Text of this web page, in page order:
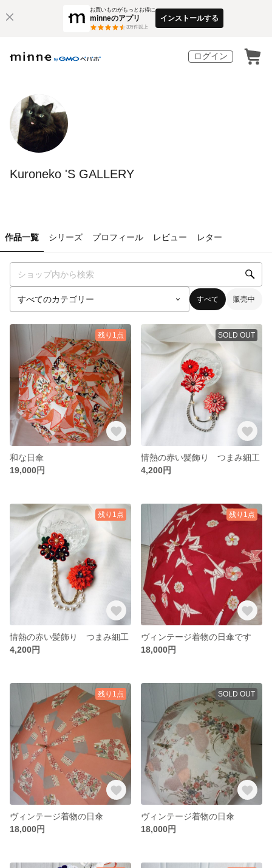
お買いものがもっとお得に
minneのアプリ
3万件以上
インストールする
ログイン
Kuroneko 'S GALLERY
作品一覧 シリーズ プロフィール レビュー レター
すべて 販売中
残り1点
和な日傘
19,000円
SOLD OUT
情熱の赤い髪飾り つまみ細工
4,200円
残り1点
情熱の赤い髪飾り つまみ細工
4,200円
残り1点
ヴィンテージ着物の日傘です
18,000円
残り1点
ヴィンテージ着物の日傘
18,000円
SOLD OUT
ヴィンテージ着物の日傘
18,000円